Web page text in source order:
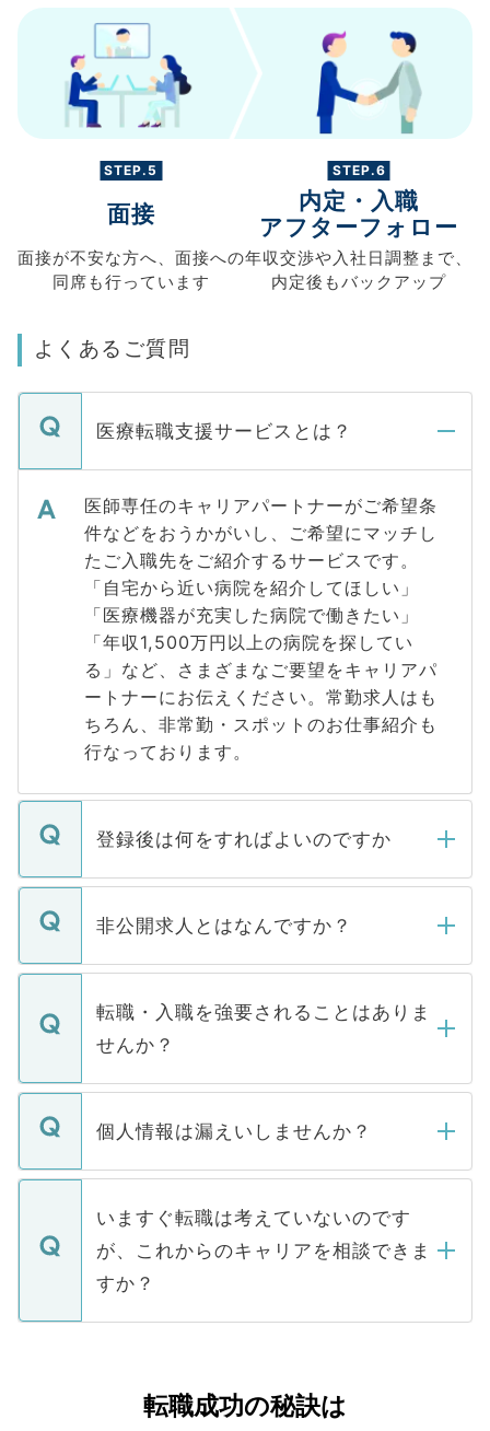
STEP.5
面接
面接が不安な方へ、 面接への
同席も行っています
STEP.6
内定・入職
アフターフォロー
年収交渉や入社日調整まで、
内定後もバックアップ
よくあるご質問
医療転職支援サービスとは？
医師専任のキャリアパートナーがご希望条
件などをおうかがいし、ご希望にマッチし
たご入職先をご紹介するサービスです。
「自宅から近い病院を紹介してほしい」
「医療機器が充実した病院で働きたい」
「年収1,500万円以上の病院を探してい
る」など、さまざまなご要望をキャリアパ
ートナーにお伝えください。常勤求人はも
ちろん、非常勤・スポットのお仕事紹介も
行なっております。
登録後は何をすればよいのですか
ご登録いただきましたら、弊社担当者がご
登録内容を確認し、その後メールもしくは
ます。通常、5営業日以内にはご連絡をせて
いただきますので、しばらくお待ちくださ
非公開求人とはなんですか？
マイナビDOCTORで取り扱っている求人の
うち約3割は、Webサイトからご覧いただ
けない「非公開求人」です。非公開求人は
下記の理由によって、一般には公開してい
ません。
■応募殺到を避けるため 人気のある医療機
関を公にしてしまうと、応募が殺到する場
に、医療機関が求める条件に合った人材の
みを人材紹介会社に依頼するケースが増え
ています。
転職・入職を強要されることはありま
せんか？
転職・入職を強要することは一切ありませ
ん。また、仮に応募先から内定をいただい
定を承諾する必要はありません。内定先へ
の辞退の連絡はキャリアパートナーが行い
個人情報は漏えいしませんか？
個人情報が漏えいすることはありませんの
で、ご安心ください。当サイトからの登録
などで収集したご登録者様の個人情報は、
ご本人のキャリアアップおよび転職活動の
支援を目的に使用いたします。お預かりし
ているすべての個人データはご本人の許可
は、個人情報の取り扱いについての厳密な
いますぐ転職は考えていないのです
が、これからのキャリアを相談できま
すか？
かがいして、現在の医療機関の状況や紹介
経験をまじえながら、適切なアドバイスを
転職成功の秘訣は